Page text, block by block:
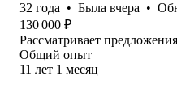
32 года • Была вчера •
130 000 ₽
Рассматривает предложения
Общий опыт
11 лет 1 месяц